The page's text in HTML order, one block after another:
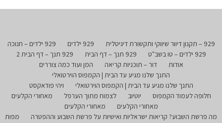
929 – תקנון דיוור שיווקי ותקשורת דיגיטלית 929 ילדים
929 ילדים – חנוכה
929 ילדים – טו בשב"ט
929 תנך – דף הבית
929 תנך – דף הבית 2
אודות
דור – תוכניות קריאה
המן ועוד כמה צוררים
התנך שלנו מגיע עד הבית | הקמפוס הוירטואלי
התנך שלנו מגיע עד הבית | הקמפוס הוירטואלי
ויהי פודאקסט
חלופה לעמוד הקמפוס
יוטיוב לצמוח מתוך הערפל
מאחורי הקלעים
מאחורי הקלעים
מאחורי הקלעים
מה פרשת השבוע? קריאות ישראליות ואישיות על פרשת השבוע וההפטרה
מפות